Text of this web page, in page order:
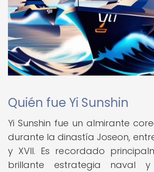
Quién fue Yi Sunshin
Yi Sunshin fue un almirante
durante la dinastía Joseon,
y XVII. Es recordado
brillante estrategia naval